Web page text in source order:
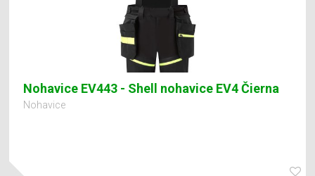
Nohavice EV443 - Shell nohavice EV4 Čierna
Nohavice